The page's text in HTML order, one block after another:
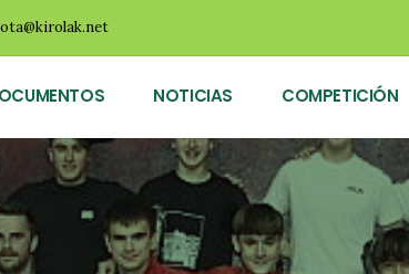
NOTICIAS COMPETICIÓN